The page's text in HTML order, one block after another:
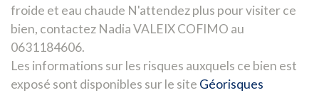
froide et eau chaude N'attendez plus pour visiter ce
bien, contactez Nadia VALEIX COFIMO au
0631184606.
Les informations sur les risques auxquels ce bien est
exposé sont disponibles sur le site Géorisques